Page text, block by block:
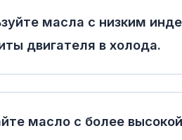
масла с низким
двигателя в холода.
масло с более